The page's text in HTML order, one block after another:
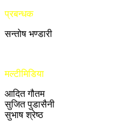
प्रबन्धक
सन्तोष भण्डारी
मल्टीमिडिया
आदित गौतम
सुजित पुडासैनी
सुभाष श्रेष्ठ